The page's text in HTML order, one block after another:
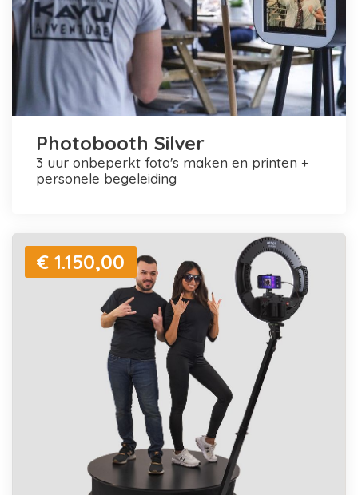
Photobooth Silver
3 uur onbeperkt foto's maken en printen +
personele begeleiding
€ 1.150,00